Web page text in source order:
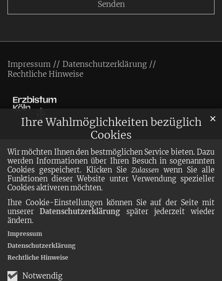
Ihre Wahlmöglichkeiten bezüglich
Cookies
Wir möchten Ihnen den bestmöglichen Service bieten. Dazu
werden Informationen über Ihren Besuch in sogenannten
Cookies gespeichert. Klicken Sie Zulassen wenn Sie alle
Funktionen dieser Website unter Verwendung spezieller
Cookies aktiveren möchten.
Ihre Cookie-Einstellungen können Sie auf der Seite mit
unsererDatenschutzerklärung später jederzeit wieder
ändern.
Notwendig
✕
Impressum
Datenschutzerklärung
Rechtliche Hinweise
Impressum
Datenschutzerklärung
Rechtliche Hinweise